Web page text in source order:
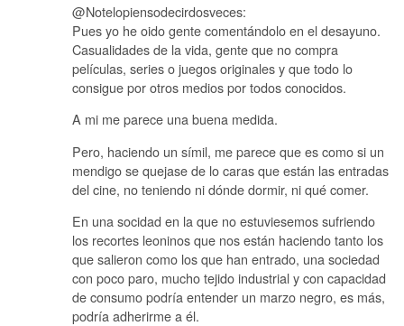
@Notelopiensodecirdosveces:
Pues yo he oido gente comentándolo en el desayuno.
Casualidades de la vida, gente que no compra
películas, series o juegos originales y que todo lo
consigue por otros medios por todos conocidos.
A mi me parece una buena medida.
Pero, haciendo un símil, me parece que es como si un
mendigo se quejase de lo caras que están las entradas
del cine, no teniendo ni dónde dormir, ni qué comer.
En una socidad en la que no estuviesemos sufriendo
los recortes leoninos que nos están haciendo tanto los
que salieron como los que han entrado, una sociedad
con poco paro, mucho tejido industrial y con capacidad
de consumo podría entender un marzo negro, es más,
podría adherirme a él.